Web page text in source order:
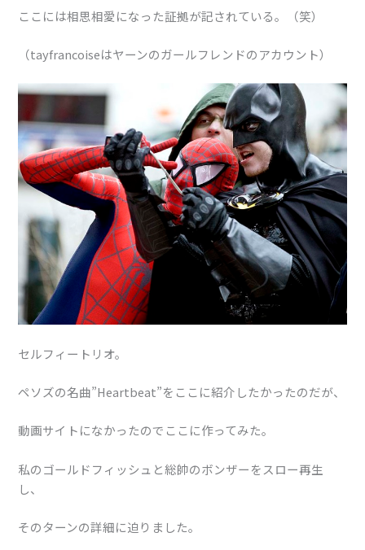
ここには相思相愛になった証拠が記されている。（笑）
（tayfrancoiseはヤーンのガールフレンドのアカウント）
セルフィートリオ。
ペソズの名曲”Heartbeat”をここに紹介したかったのだが、
動画サイトになかったのでここに作ってみた。
私のゴールドフィッシュと総帥のボンザーをスロー再生
し、
そのターンの詳細に迫りました。